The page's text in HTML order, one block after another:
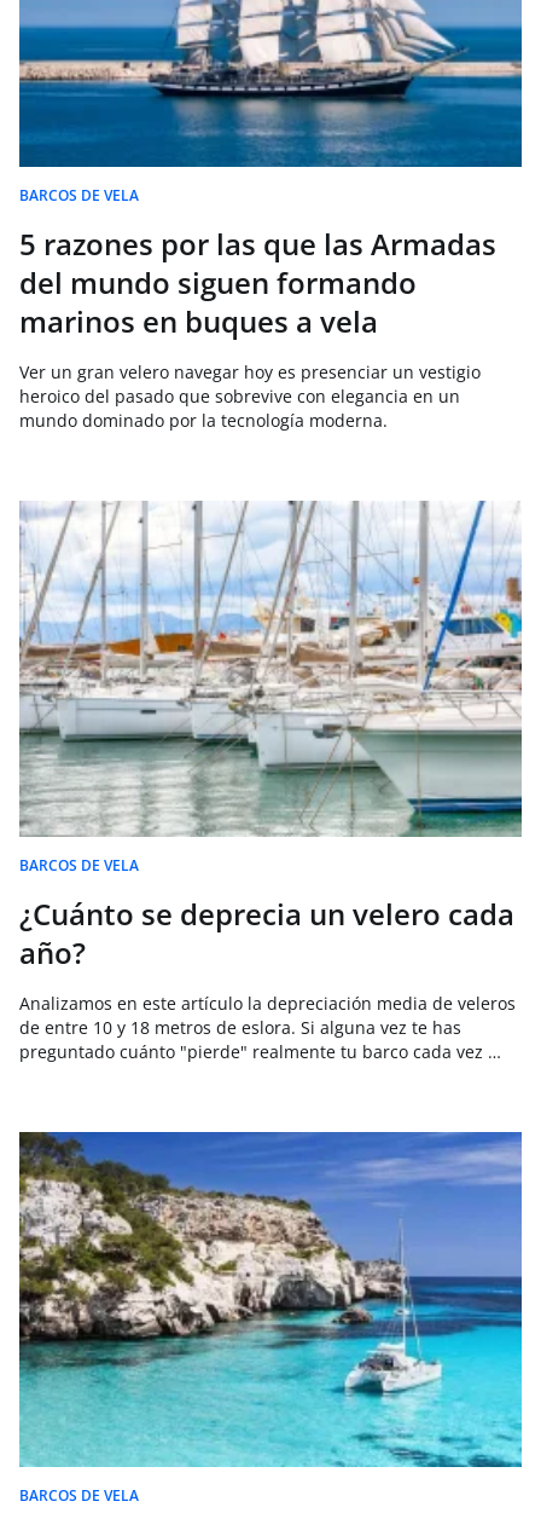
BARCOS DE VELA
5 razones por las que las Armadas
del mundo siguen formando
marinos en buques a vela
Ver un gran velero navegar hoy es presenciar un vestigio
heroico del pasado que sobrevive con elegancia en un
mundo dominado por la tecnología moderna.
BARCOS DE VELA
¿Cuánto se deprecia un velero cada
año?
Analizamos en este artículo la depreciación media de veleros
de entre 10 y 18 metros de eslora. Si alguna vez te has
preguntado cuánto "pierde" realmente tu barco cada vez …
BARCOS DE VELA